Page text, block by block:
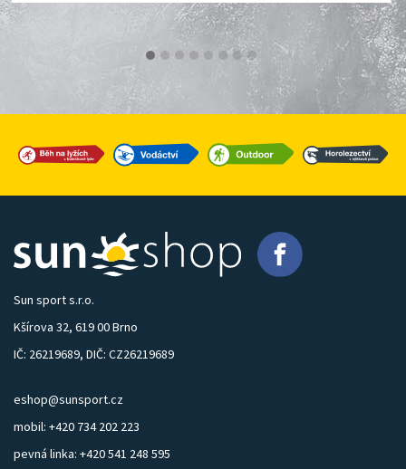
Sun sport s.r.o.
Kšírova 32, 619 00 Brno
IČ: 26219689, DIČ: CZ26219689
eshop@sunsport.cz
mobil: +420 734 202 223
pevná linka: +420 541 248 595